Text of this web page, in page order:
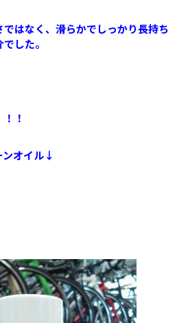
はなく、滑らかでしっかり長持ち
した。
！
ンオイル↓